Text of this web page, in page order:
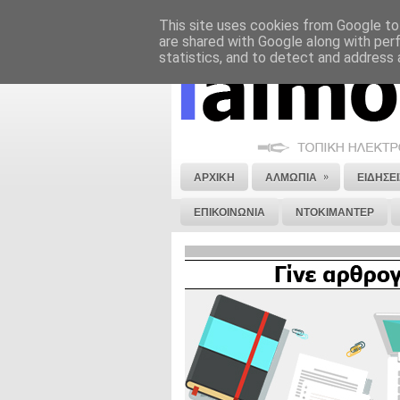
ΝΟΜΙΚΗ ΣΗΜΕΙΩΣΗ ΔΙΑΦΗΜΙΣΗ
ΑΡΧΙΚΗ ΑΛΜΩΠΙΑ »
ΕΠΙΚΟΙΝΩΝΙΑ ΝΤΟΚΙΜΑΝΤΕΡ
This site uses cookies from Google
are shared with Google along with
statistics, and to detect and address